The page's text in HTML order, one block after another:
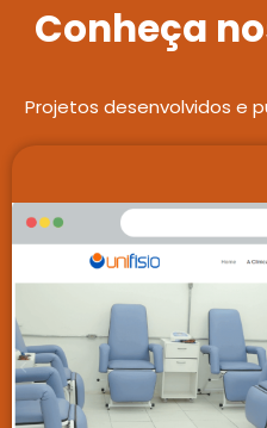
Conheça
Projetos desenvolvidos e